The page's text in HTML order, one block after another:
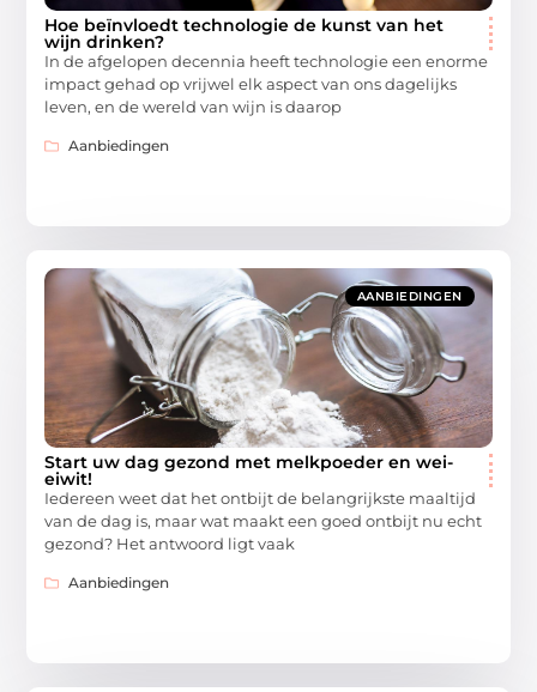
Hoe beïnvloedt technologie de kunst van het
wijn drinken?
In de afgelopen decennia heeft technologie een enorme
impact gehad op vrijwel elk aspect van ons dagelijks
leven, en de wereld van wijn is daarop
Aanbiedingen
AANBIEDINGEN
Start uw dag gezond met melkpoeder en wei-
eiwit!
Iedereen weet dat het ontbijt de belangrijkste maaltijd
van de dag is, maar wat maakt een goed ontbijt nu echt
gezond? Het antwoord ligt vaak
Aanbiedingen